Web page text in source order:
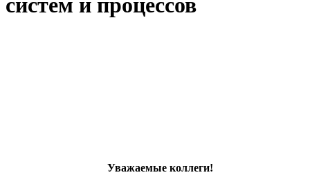
систем и процессов
Уважаемые коллеги!